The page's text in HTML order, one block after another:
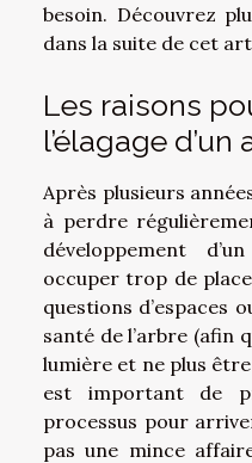
besoin. Découvrez
dans la suite de cet
Les raisons
l’élagage d’un
Après plusieurs
à perdre
développement
occuper trop de
questions d’espaces
santé de l’arbre (afin
lumière et ne plus
est important de
processus pour
pas une mince